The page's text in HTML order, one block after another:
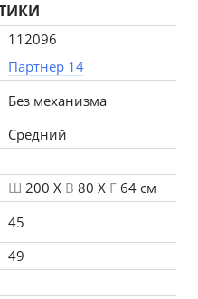
и шерстяных
эксплуатационные свойства
формы до
материала.
смещение наполнения, что
конструкции.
и имеет ровную
112096
Партнер 14
Без механизма
Средний
Ш 200 X В 80 X Г 64 см
45
49